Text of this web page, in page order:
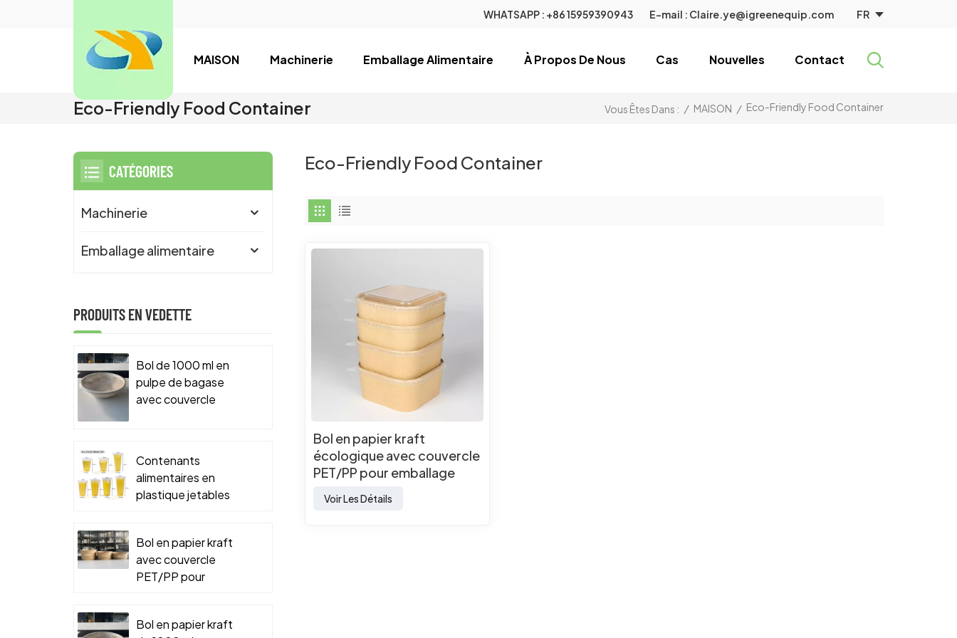
WHATSAPP : +86 15959390943 E-mail : Claire.ye@igreenequip.com FR
MAISON Machinerie Emballage Alimentaire À Propos De Nous Cas Nouvelles Contact
Eco-Friendly Food Container Vous Êtes Dans : / MAISON / Eco-Friendly Food Container
Eco-Friendly Food Container
Bol en papier kraft
écologique avec couvercle
PET/PP pour emballage
Voir Les Détails
CATÉGORIES
Machinerie
Emballage alimentaire
PRODUITS EN VEDETTE
Bol de 1000 ml en
pulpe de bagase
avec couvercle
emporter
Contenants
alimentaires en
plastique jetables
Bol en papier kraft
avec couvercle
PET/PP pour
emporter
Bol en papier kraft